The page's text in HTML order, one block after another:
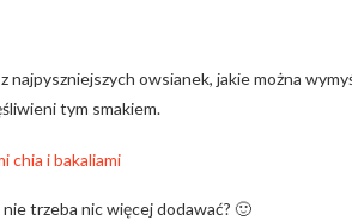
najpyszniejszych owsianek, jakie można
tym smakiem.
nie trzeba nic więcej dodawać? 🙂